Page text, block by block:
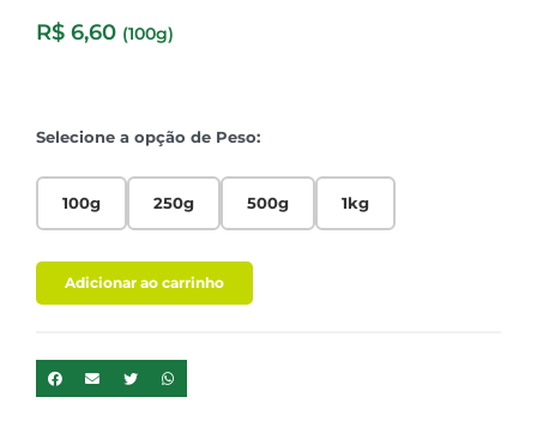
R$ 6,60 (100g)
Selecione a opção de Peso:
100g 250g 500g 1kg
Adicionar ao carrinho